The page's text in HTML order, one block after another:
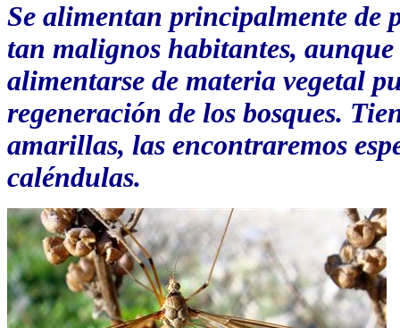
Se alimentan principalmente de
tan malignos habitantes,
alimentarse de materia vegetal
regeneración de los bosques.
amarillas, las encontraremos
caléndulas.